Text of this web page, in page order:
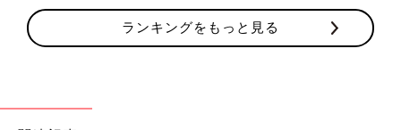
ランキングをもっと見る